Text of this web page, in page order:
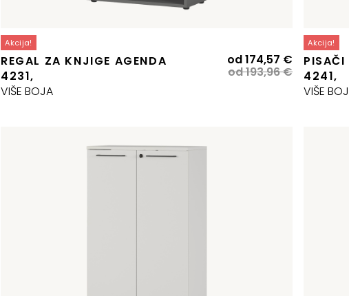
Akcija!
REGAL ZA KNJIGE AGENDA
4231,
VIŠE BOJA
od193,96€
Izvorna
cijena
bila
od174,57 €Trenutna
cijena
174,57 €.
Akcija!
PISAČI
4241,
VIŠE